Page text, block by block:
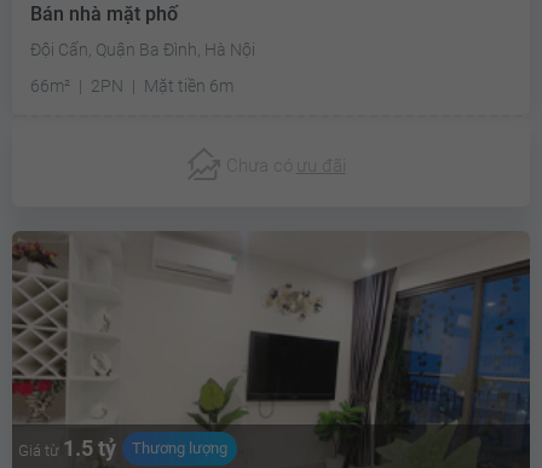
Bán nhà mặt phố
Đội Cấn, Quận Ba Đình, Hà Nội
66m²
2PN Mặt tiền 6m
Chưa có ưu đãi
Giá từ 1.5 tỷ Thương lượng